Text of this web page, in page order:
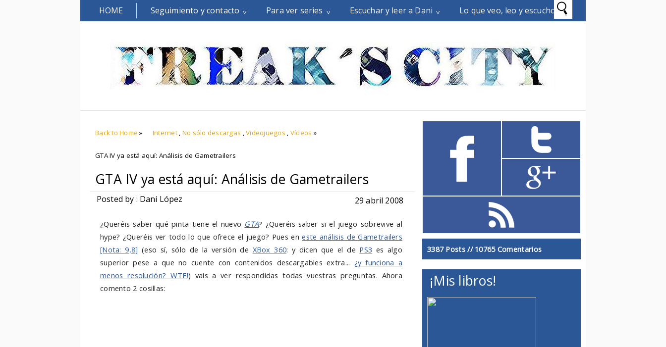
HOME Seguimiento y contacto Para ver series Escuchar y leer a Dani Lo que veo, leo y escucho
Back to Home » Internet, No sólo descargas ,Videojuegos , Vídeos »
GTA IV ya está aquí: Análisis de Gametrailers
GTA IV ya está aquí: Análisis de Gametrailers
Posted by : Dani López 29 abril 2008
¿Queréis saber qué pinta tiene el nuevo GTA? ¿Queréis saber si el juego sobrevive al
hype? ¿Queréis ver todo lo que ofrece el juego? Pues eneste análisis de Gametrailers
[Nota: 9,8] (eso sí, sólo de la versión de XBox 360: y dicen que el de PS3 es algo
superior pese a que no cuente con contenidos descargables extra... ¿y funciona a
menos resolución? WTF!) vais a ver respondidas todas vuestras preguntas. Ahora
comento 2 cosillas:
3387 Posts // 10765 Comentarios
¡Mis libros!